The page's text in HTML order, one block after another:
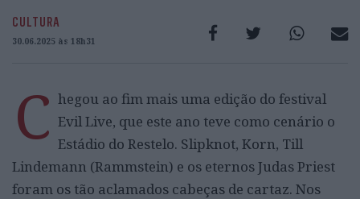
CULTURA
30.06.2025 às 18h31
C hegou ao fim mais uma edição do festival
Evil Live, que este ano teve como cenário o
Estádio do Restelo. Slipknot, Korn, Till
Lindemann (Rammstein) e os eternos Judas Priest
foram os tão aclamados cabeças de cartaz. Nos